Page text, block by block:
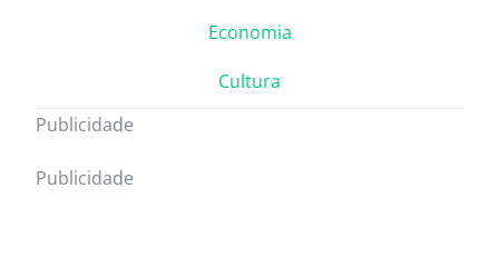
Economia
Cultura
Publicidade
Publicidade